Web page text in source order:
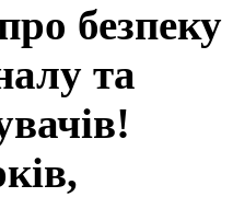
безпеку
та